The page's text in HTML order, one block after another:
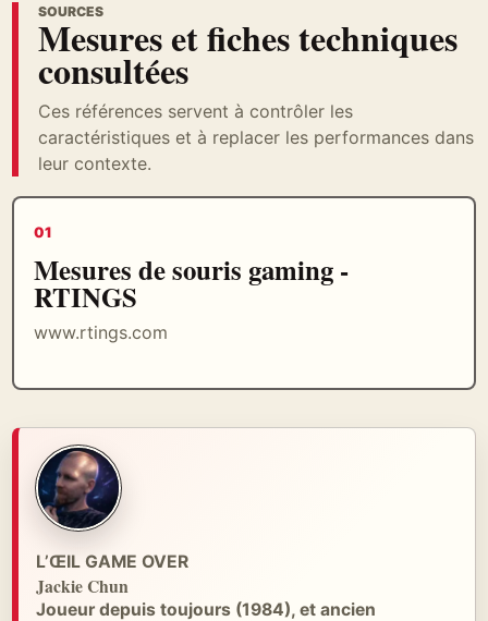
SOURCES
Mesures et fiches techniques
consultées
Ces références servent à contrôler les
caractéristiques et à replacer les performances dans
leur contexte.
01
Mesures de souris gaming -
RTINGS
www.rtings.com
L’ŒIL GAME OVER
Jackie Chun
Joueur depuis toujours (1984), et ancien